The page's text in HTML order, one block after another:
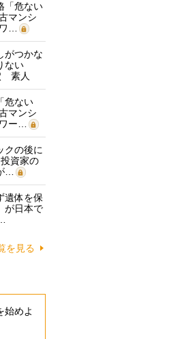
「危ない
マンシ
…
がつかな
ない
素人
危ない
マンシ
ー…
クの後に
資家の
…
遺体を保
が日本で
を見る
始めよ